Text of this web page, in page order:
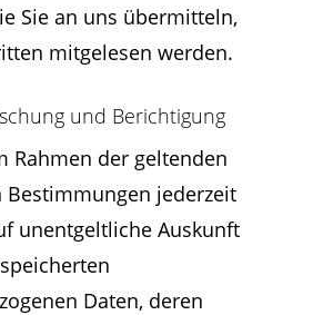
Sie an uns übermitteln,
mitgelesen werden.
und Berichtigung
Rahmen der geltenden
Bestimmungen jederzeit
unentgeltliche Auskunft
Daten, deren